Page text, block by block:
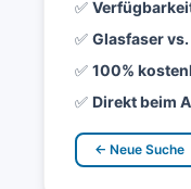
✅
✅ Glasfaser
✅ 100%
✅ Direkt beim
← Neue Suche